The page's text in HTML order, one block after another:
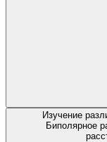
Изучение
Биполярное